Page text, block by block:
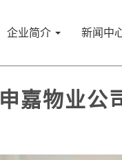
企业简介 新闻中
申嘉物业公